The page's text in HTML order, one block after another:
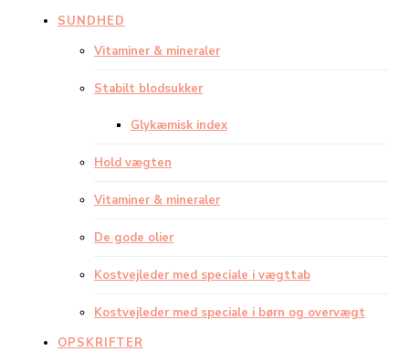
SUNDHED
Vitaminer & mineraler
Stabilt blodsukker
Glykæmisk index
Hold vægten
Vitaminer & mineraler
De gode olier
Kostvejleder med speciale i vægttab
Kostvejleder med speciale i børn og overvægt
OPSKRIFTER